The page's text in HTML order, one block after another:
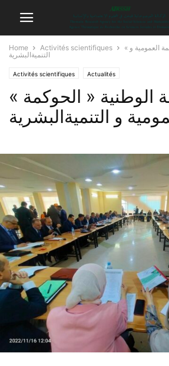
Home Activités scientifiques
« الورشة الوطنية « الحوكمة العمومية و
التنميةالبشرية
Activités scientifiques Actualités
« الورشة الوطنية « الحوكمة
و التنميةالبشرية